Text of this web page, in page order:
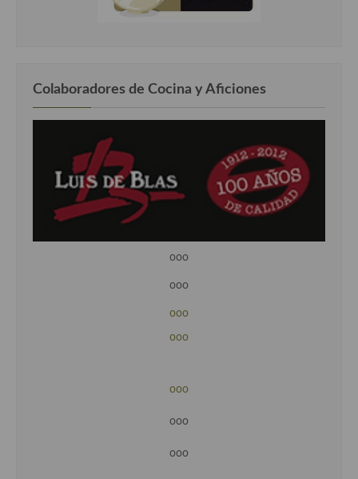
Colaboradores de Cocina y Aficiones
ooo
ooo
ooo
ooo
ooo
ooo
ooo